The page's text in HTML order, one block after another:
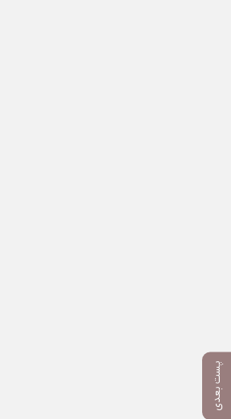
پست بعدی